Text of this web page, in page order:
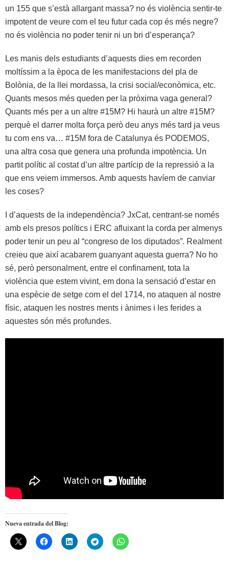
un 155 que s’està allargant massa? no és violència sentir-te
impotent de veure com el teu futur cada cop és més negre?
no és violència no poder tenir ni un bri d’esperança?
Les manis dels estudiants d’aquests dies em recorden
moltíssim a la època de les manifestacions del pla de
Bolònia, de la llei mordassa, la crisi social/econòmica, etc.
Quants mesos més queden per la pròxima vaga general?
Quants més per a un altre #15M? Hi haurà un altre #15M?
perquè el darrer molta força però deu anys més tard ja veus
tu com ens va… #15M fora de Catalunya és PODEMOS,
una altra cosa que genera una profunda impotència. Un
partit polític al costat d’un altre partícip de la repressió a la
que ens veiem immersos. Amb aquests havíem de canviar
les coses?
I d’aquests de la independència? JxCat, centrant-se només
amb els presos polítics i ERC afluixant la corda per almenys
poder tenir un peu al “congreso de los diputados”. Realment
creieu que així acabarem guanyant aquesta guerra? No ho
sé, però personalment, entre el confinament, tota la
violència que estem vivint, em dona la sensació d’estar en
una espècie de setge com el del 1714, no ataquen al nostre
físic, ataquen les nostres ments i ànimes i les ferides a
aquestes són més profundes.
Nueva entrada del Blog: